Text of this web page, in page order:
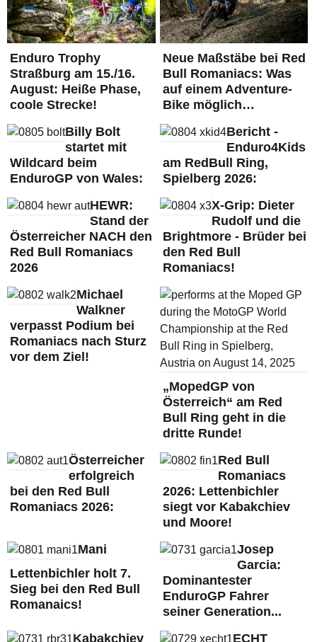
Enduro Trophy
Straßburg am 15./16.
August: Heiße Phase,
coole Strecke!
Neue Maßstäbe bei Red
Bull Romaniacs: Was
auf einem Adventure-
Bike möglich…
Billy Bolt
startet mit
Wildcard beim
EnduroGP von Wales:
Bericht -
Enduro4Kids
am RedBull Ring,
Spielberg 2026:
HEWR:
Stand der
Österreicher NACH den
Red Bull Romaniacs
2026
X-Grip: Dieter
Rudolf und die
Brightmore - Brüder bei
den Red Bull
Romaniacs!
Michael
Walkner
verpasst Podium bei
Romaniacs nach Sturz
vor dem Ziel!
„MopedGP von
Österreich“ am Red
Bull Ring geht in die
dritte Runde!
Österreicher
erfolgreich
bei den Red Bull
Romaniacs 2026:
Red Bull
Romaniacs
2026: Lettenbichler
siegt vor Kabakchiev
und Moore!
Mani
Lettenbichler holt 7.
Sieg bei den Red Bull
Romanaics!
Josep
Garcia:
Dominantester
EnduroGP Fahrer
seiner Generation...
Kabakchiev
ECHT